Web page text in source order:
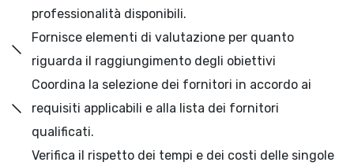
professionalità disponibili.
Fornisce elementi di valutazione per quanto
riguarda il raggiungimento degli obiettivi
Coordina la selezione dei fornitori in accordo ai
requisiti applicabili e alla lista dei fornitori
qualificati.
Verifica il rispetto dei tempi e dei costi delle singole